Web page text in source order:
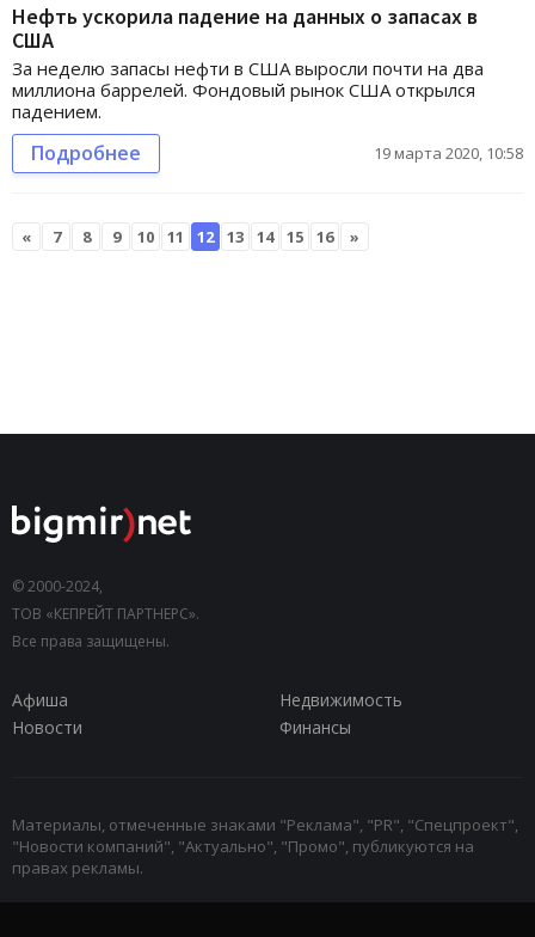
Нефть ускорила падение на данных о запасах в
США
За неделю запасы нефти в США выросли почти на два
миллиона баррелей. Фондовый рынок США открылся
падением.
Подробнее 19 марта 2020, 10:58
« 7 8 9 10 11 12 13 14 15 16 »
© 2000-2024,
ТОВ «КЕПРЕЙТ ПАРТНЕРС».
Все права защищены.
Афиша
Недвижимость
Новости
Финансы
Материалы, отмеченные знаками "Реклама", "PR", "Спецпроект",
"Новости компаний", "Актуально", "Промо", публикуются на
правах рекламы.